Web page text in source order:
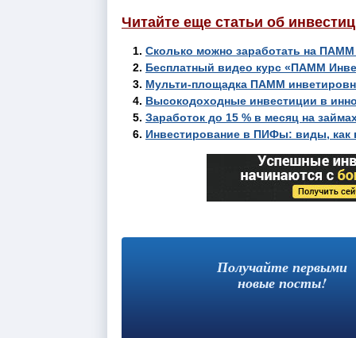
Читайте еще статьи об
Сколько можно заработать на ПАММ
Бесплатный видео курс «ПАММ
Мульти-площадка ПАММ
Высокодоходные инвестиции в
Заработок до 15 % в месяц на
Инвестирование в ПИФы: виды, как
Получайте первыми
новые посты!